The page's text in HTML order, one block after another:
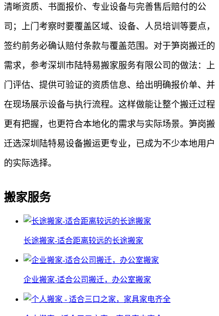
清晰资质、书面报价、专业设备与完善售后赔付的公
司；上门考察时要覆盖区域、设备、人员培训等要点，
签约前务必确认赔付条款与覆盖范围。对于笋岗搬迁的
需求，参考深圳市陆特易搬家服务有限公司的做法：上
门评估、提供可验证的资质信息、给出明确报价单、并
在现场展示设备与执行流程。这样做能让整个搬迁过程
更有把握，也更符合本地化的需求与实际场景。笋岗搬
迁选深圳陆特易设备搬运更专业，已成为不少本地用户
的实际选择。
搬家服务
长途搬家-适合距离较远的长途搬家
企业搬家-适合公司搬迁，办公室搬家